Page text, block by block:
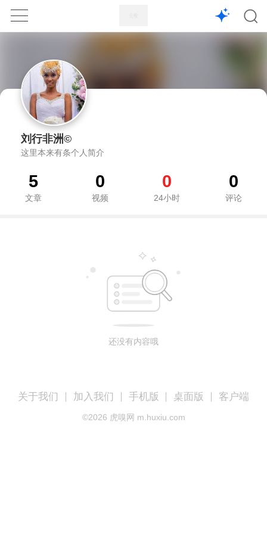
1X
刘行非洲©
这里本来有条个人简介
5
文章
0
视频
0
24小时
0
评论
还没有内容哦
关于我们 加入我们 手机版 桌面版 客户端
©2026 虎嗅网 m.huxiu.com